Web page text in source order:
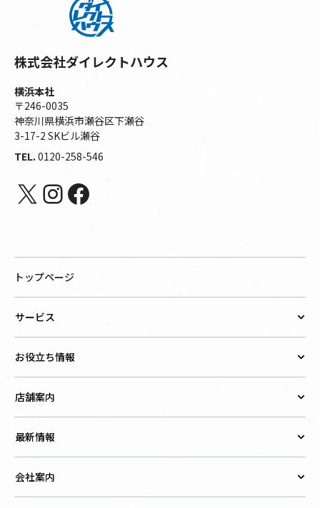
株式会社ダイレクトハウス
横浜本社
〒246-0035
神奈川県横浜市瀬谷区下瀬谷
3-17-2 SKビル瀬谷
TEL. 0120-258-546
X Instagram
Facebook
トップページ
サービス
お役立ち情報
店舗案内
最新情報
会社案内